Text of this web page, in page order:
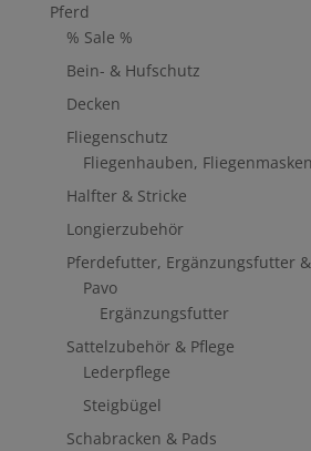
Pferd
% Sale %
Bein- & Hufschutz
Decken
Fliegenschutz
Fliegenhauben,
Halfter & Stricke
Longierzubehör
Pferdefutter, Ergänzungsfutter
Pavo
Ergänzungsfutter
Sattelzubehör & Pflege
Lederpflege
Steigbügel
Schabracken & Pads